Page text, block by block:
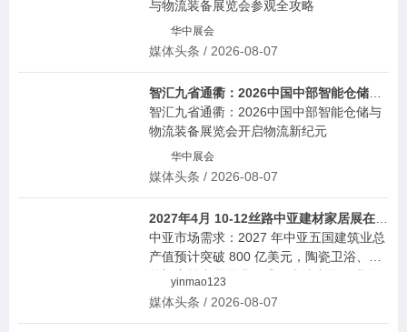
与物流装备展览会参观全攻略
华中展会
媒体头条 / 2026-08-07
智汇九省通衢：2026中国中部智能仓储与物流装备展览会开启物流新纪元
智汇九省通衢：2026中国中部智能仓储与
物流装备展览会开启物流新纪元
华中展会
媒体头条 / 2026-08-07
2027年4月 10-12丝路中亚建材家居展在霍尔果斯国际城堡举办新资讯
中亚市场需求：2027 年中亚五国建筑业总
产值预计突破 800 亿美元，陶瓷卫浴、节
能门窗等产品需求旺盛，本地产能仅满足 4
0%；哈萨克斯坦 “新住房计划”“光明之路”
yinmao123
媒体头条 / 2026-08-07